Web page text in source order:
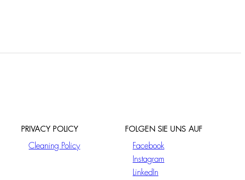
PRIVACY POLICY
Cleaning Policy
FOLGEN SIE UNS AUF
Facebook
Instagram
LinkedIn